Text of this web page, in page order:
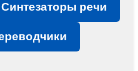
Синтезаторы речи